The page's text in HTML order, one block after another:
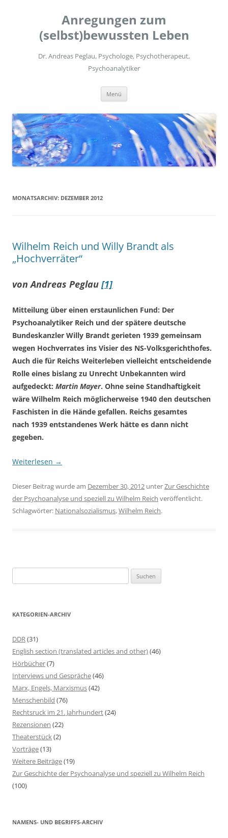
Anregungen zum
(selbst)bewussten Leben
Dr. Andreas Peglau, Psychologe, Psychotherapeut,
Psychoanalytiker
Menü
MONATSARCHIV: DEZEMBER 2012
Wilhelm Reich und Willy Brandt als
„Hochverräter“
von Andreas Peglau [1]
Mitteilung über einen erstaunlichen Fund: Der
Psychoanalytiker Reich und der spätere deutsche
Bundeskanzler Willy Brandt gerieten 1939 gemeinsam
wegen Hochverrates ins Visier des NS-Volksgerichthofes.
Auch die für Reichs Weiterleben vielleicht entscheidende
Rolle eines bislang zu Unrecht Unbekannten wird
aufgedeckt: Martin Mayer. Ohne seine Standhaftigkeit
wäre Wilhelm Reich möglicherweise 1940 den deutschen
Faschisten in die Hände gefallen. Reichs gesamtes
nach 1939 entstandenes Werk hätte es dann nicht
gegeben.
Weiterlesen →
Dieser Beitrag wurde am Dezember 30, 2012 unterZur Geschichte
der Psychoanalyse und speziell zu Wilhelm Reich veröffentlicht.
Schlagwörter: Nationalsozialismus,Wilhelm Reich.
u
h
n
n
a
c
h
:
KATEGORIEN-ARCHIV
DDR(31)
English section (translated articles and other)(46)
Hörbücher(7)
Interviews und Gespräche(46)
Marx, Engels, Marxismus(42)
Menschenbild (76)
Rechtsruck im 21. Jahrhundert(24)
Rezensionen (22)
Theaterstück(2)
Vorträge(13)
Weitere Beiträge(19)
Zur Geschichte der Psychoanalyse und speziell zu Wilhelm Reich
(100)
NAMENS- UND BEGRIFFS-ARCHIV